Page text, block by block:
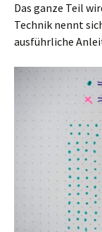
Das ganze Teil
Technik nennt
ausführliche